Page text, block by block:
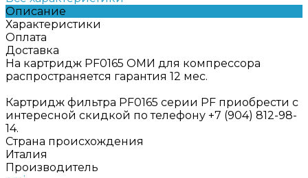
Описание
Характеристики
Оплата
Доставка
На картридж PF0165 ОМИ для компрессора
распространяется гарантия 12 мес.
Картридж фильтра PF0165 серии PF приобрести с
интересной скидкой по телефону +7 (904) 812-98-
14.
Страна происхождения
Италия
Производитель